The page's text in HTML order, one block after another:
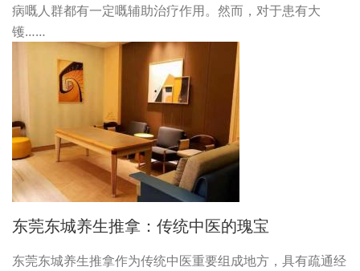
病嘅人群都有一定嘅辅助治疗作用。然而，对于患有大
镬……
东莞东城养生推拿：传统中医的瑰宝
东莞东城养生推拿作为传统中医重要组成地方，具有疏通经